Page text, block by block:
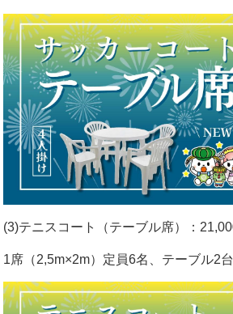
(3)テニスコート（テーブル席）：
1席（2,5m×2m）定員6名、テーブル2